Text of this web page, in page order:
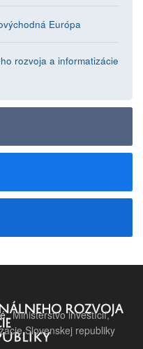
Európa
rozvoja a informatizácie
Ministerstvo investícií,
Slovenskej republiky